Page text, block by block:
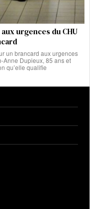
urgences du CHU
un brancard aux urgences
Anne Dupieux, 85 ans et
qu’elle qualifie